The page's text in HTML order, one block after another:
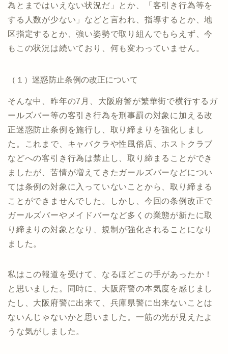
為とまではいえない状況だ」とか、「客引き行為等を
する人数が少ない」などと言われ、指導するとか、地
区指定するとか、強い姿勢で取り組んでもらえず、今
もこの状況は続いており、何も変わっていません。
（１）迷惑防止条例の改正について
そんな中、昨年の7月、大阪府警が繁華街で横行するガ
ールズバー等の客引き行為を刑事罰の対象に加える改
正迷惑防止条例を施行し、取り締まりを強化しまし
た。これまで、キャバクラや性風俗店、ホストクラブ
などへの客引き行為は禁止し、取り締まることができ
ましたが、苦情が増えてきたガールズバーなどについ
ては条例の対象に入っていないことから、取り締まる
ことができませんでした。しかし、今回の条例改正で
ガールズバーやメイドバーなど多くの業態が新たに取
り締まりの対象となり、規制が強化されることになり
ました。
私はこの報道を受けて、なるほどこの手があったか！
と思いました。同時に、大阪府警の本気度を感じまし
たし、大阪府警に出来て、兵庫県警に出来ないことは
ないんじゃないかと思いました。一筋の光が見えたよ
うな気がしました。